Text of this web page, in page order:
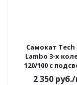
Самокат Tech
Lambo 3-х
120/100 с
зеленый
2 350руб./